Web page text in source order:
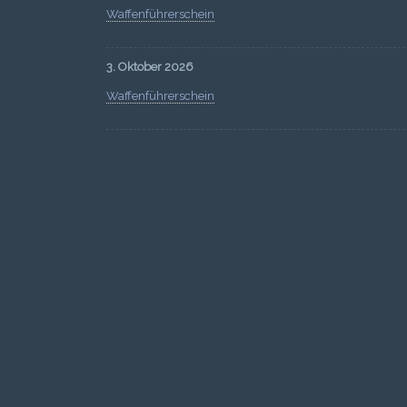
Waffenführerschein
3. Oktober 2026
Waffenführerschein